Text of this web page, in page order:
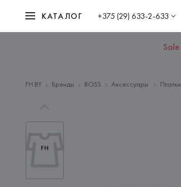
КАТАЛОГ +375 (29) 633-2-633
Sale
FH.BY Бренды BOSS Аксессуары Платки